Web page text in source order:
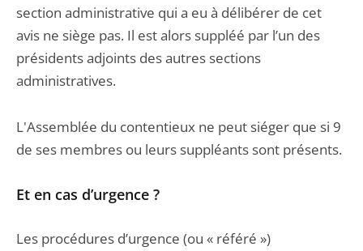
section administrative qui a eu à délibérer de cet
avis ne siège pas. Il est alors suppléé par l’un des
présidents adjoints des autres sections
administratives.
L'Assemblée du contentieux ne peut siéger que si 9
de ses membres ou leurs suppléants sont présents.
Et en cas d’urgence ?
Les procédures d’urgence (ou « référé »)